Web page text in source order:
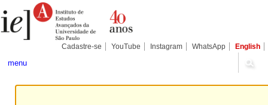
para
conteúdo.
Pessoais
Cadastre-se YouTube Instagram WhatsApp English
menu